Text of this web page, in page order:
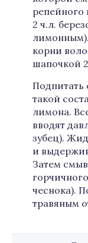
репейного
2 ч.л.
лимонным).
корни
шапочкой
Подпитать
такой
лимона.
вводят
зубец).
и
Затем
чеснока).
травяным